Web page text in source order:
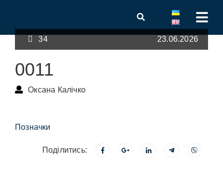
34 23.06.2026
0011
Оксана Калічко
Позначки
Поділитись: